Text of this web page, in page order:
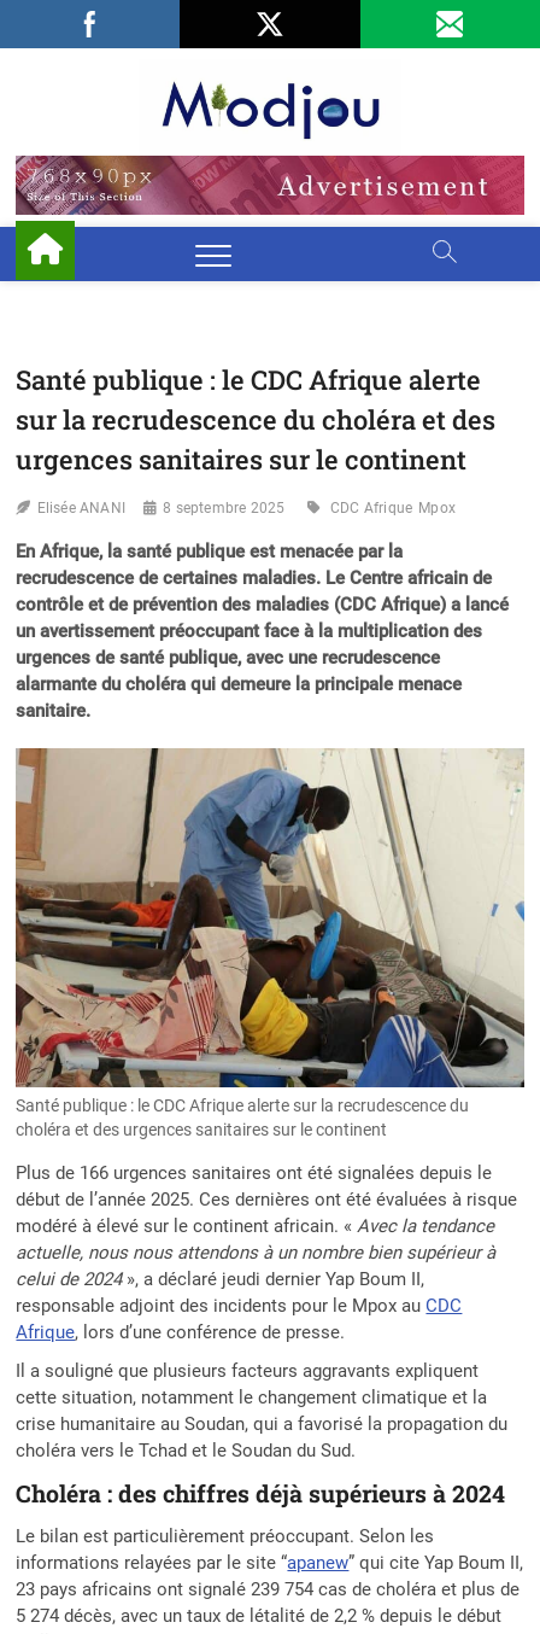
Facebook
LinkedIn
Santé publique : le CDC Afrique alerte
sur la recrudescence du choléra et des
urgences sanitaires sur le continent
Elisée ANANI 8 septembre 2025 CDC Afrique Mpox
En Afrique, la santé publique est menacée par la
recrudescence de certaines maladies. Le Centre africain de
contrôle et de prévention des maladies (CDC Afrique) a lancé
un avertissement préoccupant face à la multiplication des
urgences de santé publique, avec une recrudescence
alarmante du choléra qui demeure la principale menace
sanitaire.
Santé publique : le CDC Afrique alerte sur la recrudescence du
choléra et des urgences sanitaires sur le continent
Plus de 166 urgences sanitaires ont été signalées depuis le
début de l’année 2025. Ces dernières ont été évaluées à risque
modéré à élevé sur le continent africain. «Avec la tendance
actuelle, nous nous attendons à un nombre bien supérieur à
celui de 2024», a déclaré jeudi dernier Yap Boum II,
responsable adjoint des incidents pour le Mpox auCDC
Afrique, lors d’une conférence de presse.
Il a souligné que plusieurs facteurs aggravants expliquent
cette situation, notamment le changement climatique et la
crise humanitaire au Soudan, qui a favorisé la propagation du
choléra vers le Tchad et le Soudan du Sud.
Choléra : des chiffres déjà supérieurs à 2024
Le bilan est particulièrement préoccupant. Selon les
informations relayées par le site “apanew” qui cite Yap Boum II,
23 pays africains ont signalé 239 754 cas de choléra et plus de
5 274 décès, avec un taux de létalité de 2,2 % depuis le début